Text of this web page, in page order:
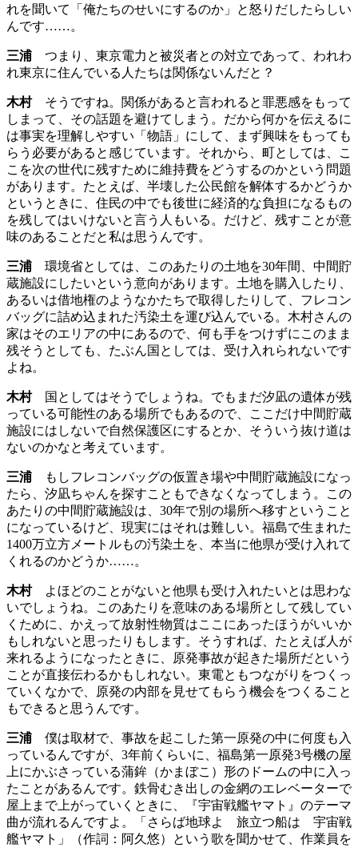
れを聞いて「俺たちのせいにするのか」と怒りだしたらしい
んです……。
三浦 つまり、東京電力と被災者との対立であって、われわ
れ東京に住んでいる人たちは関係ないんだと？
木村そうですね。関係があると言われると罪悪感をもって
しまって、その話題を避けてしまう。だから何かを伝えるに
は事実を理解しやすい「物語」にして、まず興味をもっても
らう必要があると感じています。それから、町としては、こ
こを次の世代に残すために維持費をどうするのかという問題
があります。たとえば、半壊した公民館を解体するかどうか
というときに、住民の中でも後世に経済的な負担になるもの
を残してはいけないと言う人もいる。だけど、残すことが意
味のあることだと私は思うんです。
三浦 環境省としては、このあたりの土地を30年間、中間貯
蔵施設にしたいという意向があります。土地を購入したり、
あるいは借地権のようなかたちで取得したりして、フレコン
バッグに詰め込まれた汚染土を運び込んでいる。木村さんの
家はそのエリアの中にあるので、何も手をつけずにこのまま
残そうとしても、たぶん国としては、受け入れられないです
よね。
木村国としてはそうでしょうね。でもまだ汐凪の遺体が残
っている可能性のある場所でもあるので、ここだけ中間貯蔵
施設にはしないで自然保護区にするとか、そういう抜け道は
ないのかなと考えています。
三浦 もしフレコンバッグの仮置き場や中間貯蔵施設になっ
たら、汐凪ちゃんを探すこともできなくなってしまう。この
あたりの中間貯蔵施設は、30年で別の場所へ移すということ
になっているけど、現実にはそれは難しい。福島で生まれた
1400万立方メートルもの汚染土を、本当に他県が受け入れて
くれるのかどうか……。
木村よほどのことがないと他県も受け入れたいとは思わな
いでしょうね。このあたりを意味のある場所として残してい
くために、かえって放射性物質はここにあったほうがいいか
もしれないと思ったりもします。そうすれば、たとえば人が
来れるようになったときに、原発事故が起きた場所だという
ことが直接伝わるかもしれない。東電ともつながりをつくっ
ていくなかで、原発の内部を見せてもらう機会をつくること
もできると思うんです。
三浦 僕は取材で、事故を起こした第一原発の中に何度も入
っているんですが、3年前くらいに、福島第一原発3号機の屋
上にかぶさっている蒲鉾（かまぼこ）形のドームの中に入っ
たことがあるんです。鉄骨むき出しの金網のエレベーターで
屋上まで上がっていくときに、『宇宙戦艦ヤマト』のテーマ
曲が流れるんですよ。「さらば地球よ 旅立つ船は 宇宙戦
艦ヤマト」（作詞：阿久悠）という歌を聞かせて、作業員を